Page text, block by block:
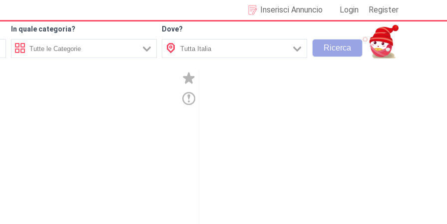
Login Register
Inserisci Annuncio
In quale categoria? Dove?